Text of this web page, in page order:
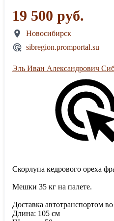
19 500 руб.
Новосибирск
sibregion.promportal.su
Эль Иван Александрович
Скорлупа кедрового ореха
Мешки 35 кг на палете.
Доставка автотранспортом
Длина: 105 см